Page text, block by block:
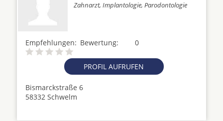
Zahnarzt, Implantologie, Parodontologie
Empfehlungen: 0
Bewertung:
PROFIL AUFRUFEN
Bismarckstraße 6
58332 Schwelm